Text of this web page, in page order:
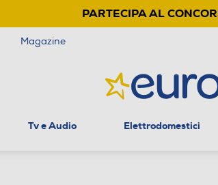
PARTECIPA AL
Magazine
Tv e Audio Elettrodomestici